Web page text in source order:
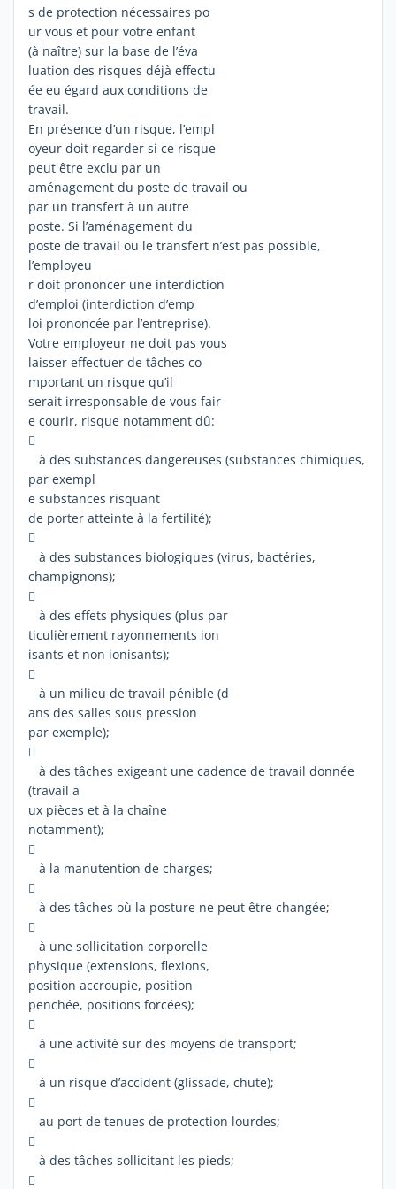
s de protection nécessaires po
ur vous et pour votre enfant
(à naître) sur la base de l’éva
luation des risques déjà effectu
ée eu égard aux conditions de
travail.
En présence d’un risque, l’empl
oyeur doit regarder si ce risque
peut être exclu par un
aménagement du poste de travail ou
par un transfert à un autre
poste. Si l’aménagement du
poste de travail ou le transfert n’est pas possible,
l’employeu
r doit prononcer une interdiction
d’emploi (interdiction d’emp
loi prononcée par l’entreprise).
Votre employeur ne doit pas vous
laisser effectuer de tâches co
mportant un risque qu’il
serait irresponsable de vous fair
e courir, risque notamment dû:

à des substances dangereuses (substances chimiques,
par exempl
e substances risquant
de porter atteinte à la fertilité);

à des substances biologiques (virus, bactéries,
champignons);

à des effets physiques (plus par
ticulièrement rayonnements ion
isants et non ionisants);

à un milieu de travail pénible (d
ans des salles sous pression
par exemple);

à des tâches exigeant une cadence de travail donnée
(travail a
ux pièces et à la chaîne
notamment);

à la manutention de charges;

à des tâches où la posture ne peut être changée;

à une sollicitation corporelle
physique (extensions, flexions,
position accroupie, position
penchée, positions forcées);

à une activité sur des moyens de transport;

à un risque d’accident (glissade, chute);

au port de tenues de protection lourdes;

à des tâches sollicitant les pieds;
